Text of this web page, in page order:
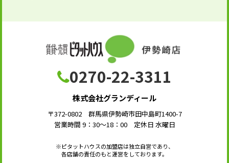
0270-22-3311
株式会社グランディール
〒372-0802 群馬県伊勢崎市田中島町1400-7
営業時間 9：30～18：00 定休日 水曜日
※ピタットハウスの加盟店は独立自営であり、
各店舗の責任のもと運営をしております。